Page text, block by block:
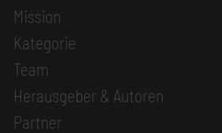
Mission
Kategorie
Team
Herausgeber & Autoren
Partner